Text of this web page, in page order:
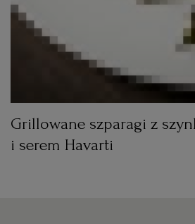
Grillowane szparagi z
i serem Havarti